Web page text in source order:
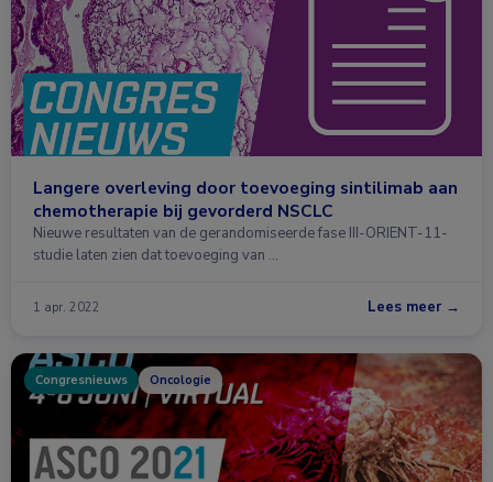
Langere overleving door toevoeging sintilimab aan
chemotherapie bij gevorderd NSCLC
Nieuwe resultaten van de gerandomiseerde fase III-ORIENT-11-
studie laten zien dat toevoeging van …
1 apr. 2022 Lees meer →
Congresnieuws Oncologie